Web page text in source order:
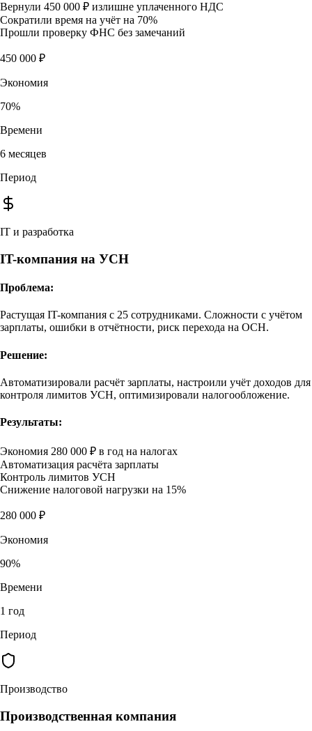
Вернули 450 000 ₽ излишне уплаченного НДС
Сократили время на учёт на 70%
Прошли проверку ФНС без замечаний
450 000 ₽
Экономия
70%
Времени
6 месяцев
Период
IT и разработка
IT-компания на УСН
Проблема:
Растущая IT-компания с 25 сотрудниками. Сложности с учётом
зарплаты, ошибки в отчётности, риск перехода на ОСН.
Решение:
Автоматизировали расчёт зарплаты, настроили учёт доходов для
контроля лимитов УСН, оптимизировали налогообложение.
Результаты:
Экономия 280 000 ₽ в год на налогах
Автоматизация расчёта зарплаты
Контроль лимитов УСН
Снижение налоговой нагрузки на 15%
280 000 ₽
Экономия
90%
Времени
1 год
Период
Производство
Производственная компания